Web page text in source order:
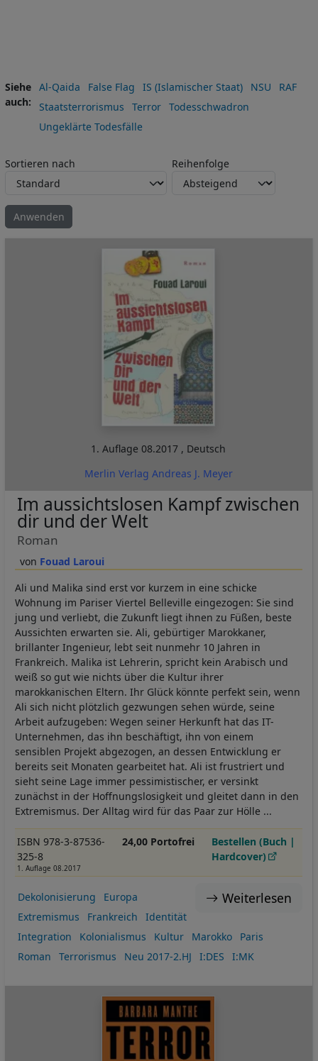
Siehe
auch
Al-Qaida False Flag IS (Islamischer Staat) NSU
RAF
Staatsterrorismus
Terror
Todesschwadron
Ungeklärte Todesfälle
Sortieren nach Reihenfolge
1. Auflage08.2017 , Deutsch
Merlin Verlag Andreas J. Meyer
Fouad Laroui
Im aussichtslosen Kampf zwischen
dir und der Welt
Roman
Ali und Malika sind erst vor kurzem in eine schicke
Wohnung im Pariser Viertel Belleville eingezogen: Sie sind
jung und verliebt, die Zukunft liegt ihnen zu Füßen, beste
Aussichten erwarten sie. Ali, gebürtiger Marokkaner,
brillanter Ingenieur, lebt seit nunmehr 10 Jahren in
Frankreich. Malika ist Lehrerin, spricht kein Arabisch und
weiß so gut wie nichts über die Kultur ihrer
marokkanischen Eltern. Ihr Glück könnte perfekt sein, wenn
Ali sich nicht plötzlich gezwungen sehen würde, seine
Arbeit aufzugeben: Wegen seiner Herkunft hat das IT-
Unternehmen, das ihn beschäftigt, ihn von einem
sensiblen Projekt abgezogen, an dessen Entwicklung er
bereits seit Monaten gearbeitet hat. Ali ist frustriert und
sieht seine Lage immer pessimistischer, er versinkt
zunächst in der Hoffnungslosigkeit und gleitet dann in den
Extremismus. Der Alltag wird für das Paar zur Hölle ...
ISBN 978-3-87536-
325-8
1. Auflage 08.2017
24,00 Portofrei
Bestellen (Buch |
Hardcover)
Weiterlesen
Dekolonisierung
Europa
Extremismus
Frankreich
Identität
Integration
Kolonialismus Kultur Marokko
Paris
Roman
Terrorismus Neu 2017-2.HJ I:DES I:MK